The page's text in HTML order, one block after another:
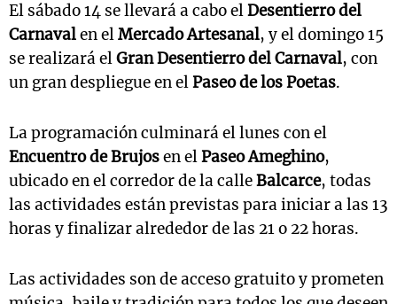
El sábado 14 se llevará a cabo elDesentierro del
Carnavalen elMercado Artesanal, y el domingo 15
se realizará elGran Desentierro del Carnaval, con
un gran despliegue en elPaseo de los Poetas.
La programación culminará el lunes con el
Encuentro de Brujosen elPaseo Ameghino,
ubicado en el corredor de la calleBalcarce, todas
las actividades están previstas para iniciar a las 13
horas y finalizar alrededor de las 21 o 22 horas.
Las actividades son de acceso gratuito y prometen